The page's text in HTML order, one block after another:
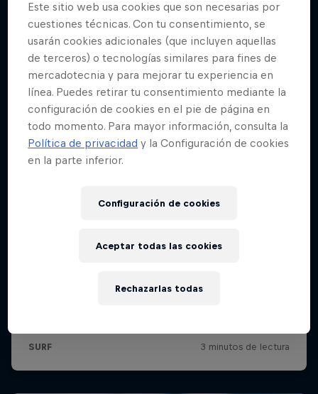
Este sitio web usa cookies que son necesarias por
cuestiones técnicas. Con tu consentimiento, se
usarán cookies adicionales (que incluyen aquellas
de terceros) o tecnologías similares para fines de
mercadotecnia y para mejorar tu experiencia en
línea. Puedes retirar tu consentimiento mediante la
configuración de cookies en el pie de página en
todo momento. Para mayor información, consulta la
Política de privacidad y la Configuración de cookies
en la parte inferior.
Configuración de cookies
Rechazarlas todas
Aceptar todas las cookies